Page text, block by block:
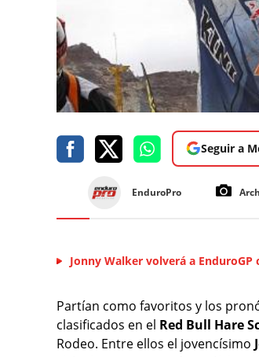
Seguir a
EnduroPro
Jonny Walker volverá a
Partían como favoritos y los
clasificados en el Red Bull Hare
Rodeo. Entre ellos el jovencísimo